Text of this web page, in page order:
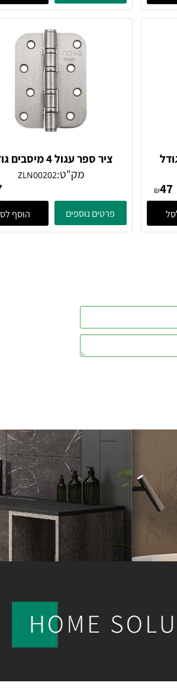
₪47
הוסף לסל
ציר ספר עגול 4 מיסבים גודל
4X3X3 ניקל מוברש
מק"ט:ZLN00202
47